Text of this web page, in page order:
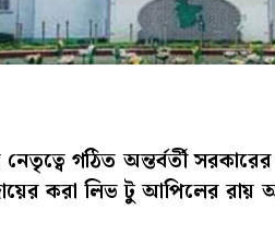
গঠিত অন্তর্বর্তী
করা লিভ টু আপিলের রায়